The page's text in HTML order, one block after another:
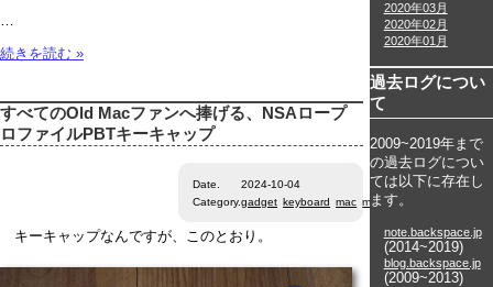
続きを読む »
すべてのOld Macファンへ捧げる、NSAロープ
ロファイルPBTキーキャップ
Date.
2024-10-04
Category.gadget keyboard mac misc
キーキャップなんですが、このとおり。
2020年03月
2020年02月
2020年01月
過去ログについ
て
2009~2019年まで
の過去ログについ
ては以下に存在し
ます。
note.backspace.jp
(2014~2019)
blog.backspace.jp
(2009~2013)